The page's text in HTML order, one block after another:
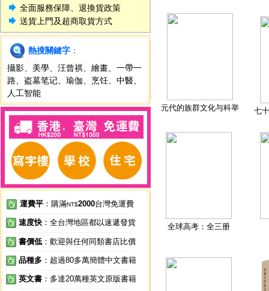
全面服務保障、退換貨政策
送貨上門及超商取貨方式
熱搜關鍵字 ：
攝影
美學 汪曾祺 繪畫
一帶一
路
盗墓笔记 瑜伽 烹饪 中醫
人工智能
運費平 ：購滿NT$2000台灣免運費
速度快 ：全台灣地區都以速遞發貨
書價低 ：歡迎與任何同類書店比價
品種多 ：超過80多萬簡體中文書籍
英文書 ：多達20萬種英文原版書籍
元代的族群文化与科举 七
全球高考：全三册